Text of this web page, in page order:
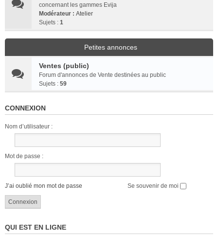
concernant les gammes Evija
Modérateur : Atelier
Sujets : 1
Petites annonces
Ventes (public)
Forum d'annonces de Vente destinées au public
Sujets : 59
CONNEXION
Nom d’utilisateur :
Mot de passe :
J’ai oublié mon mot de passe Se souvenir de moi
QUI EST EN LIGNE